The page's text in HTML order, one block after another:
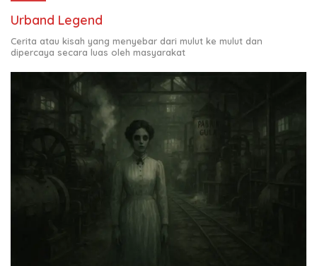
Urband Legend
Cerita atau kisah yang menyebar dari mulut ke mulut dan
dipercaya secara luas oleh masyarakat